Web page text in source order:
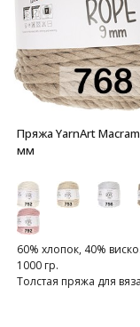
Пряжа YarnArt
мм
60% хлопок, 40%
1000 гр.
Толстая пряжа для